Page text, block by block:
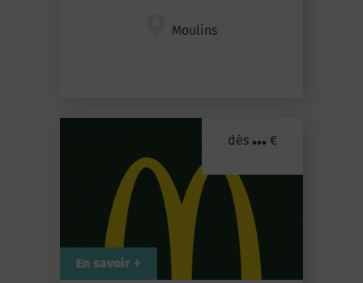
Moulins
dès ... €
En savoir +